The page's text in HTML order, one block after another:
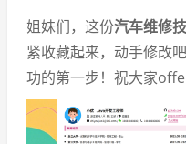
姐妹们，这份汽车维修
紧收藏起来，动手修改
功的第一步！祝大家